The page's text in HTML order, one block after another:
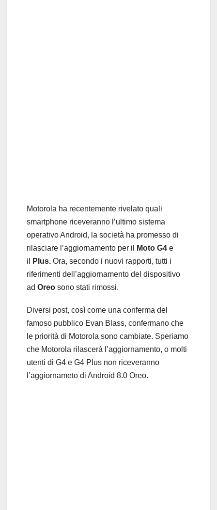
Motorola ha recentemente rivelato quali
smartphone riceveranno l’ultimo sistema
operativo Android, la società ha promesso di
rilasciare l’aggiornamento per il
Moto G4 e
il
Plus. Ora, secondo i nuovi rapporti, tutti i
riferimenti dell’aggiornamento del dispositivo
ad Oreo sono stati rimossi.
Diversi post, così come una conferma del
famoso pubblico Evan Blass, confermano che
le priorità di Motorola sono cambiate. Speriamo
che Motorola rilascerà l’aggiornamento, o molti
utenti di G4 e G4 Plus non riceveranno
l’aggiornameto di Android 8.0 Oreo.